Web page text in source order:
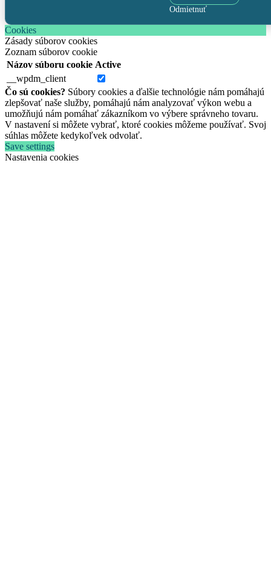
Odmietnuť
Cookies
Zásady súborov cookies
Zoznam súborov cookie
Názov súboru cookie Active
__wpdm_client
Čo sú cookies? Súbory cookies a ďalšie technológie nám pomáhajú
zlepšovať naše služby, pomáhajú nám analyzovať výkon webu a
umožňujú nám pomáhať zákazníkom vo výbere správneho tovaru.
V nastavení si môžete vybrať, ktoré cookies môžeme používať. Svoj
súhlas môžete kedykoľvek odvolať.
Save settings
Nastavenia cookies